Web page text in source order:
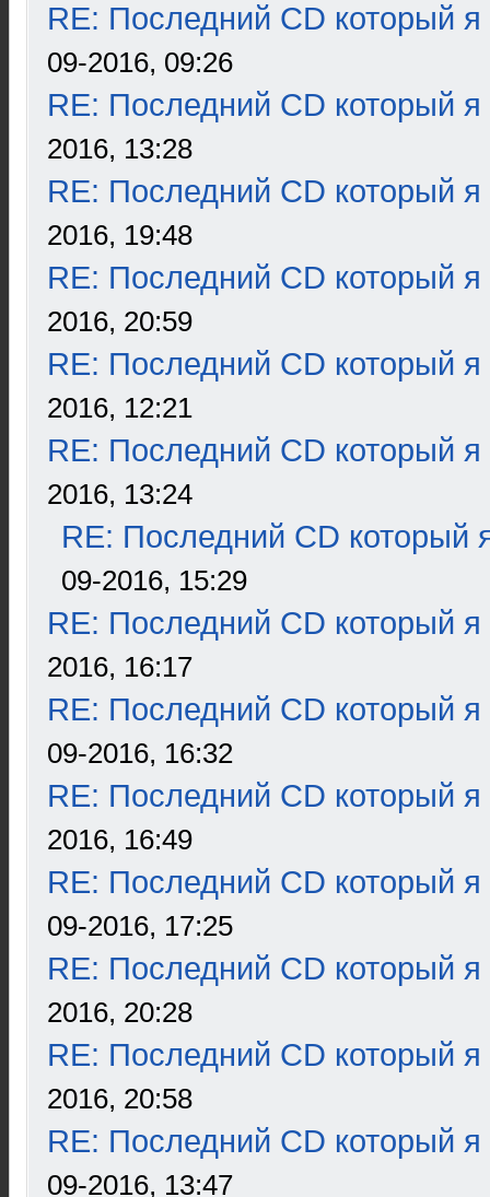
RE: Последний CD который я
09-2016, 09:26
RE: Последний CD который я
2016, 13:28
RE: Последний CD который я
2016, 19:48
RE: Последний CD который я
2016, 20:59
RE: Последний CD который я
2016, 12:21
RE: Последний CD который я
2016, 13:24
RE: Последний CD который
09-2016, 15:29
RE: Последний CD который я
2016, 16:17
RE: Последний CD который я
09-2016, 16:32
RE: Последний CD который я
2016, 16:49
RE: Последний CD который я
09-2016, 17:25
RE: Последний CD который я
2016, 20:28
RE: Последний CD который я
2016, 20:58
RE: Последний CD который я
09-2016, 13:47